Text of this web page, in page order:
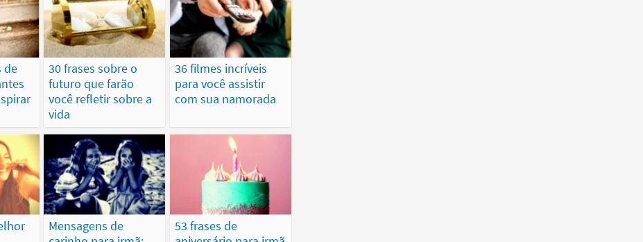
de
30 frases sobre o
futuro que farão
você refletir sobre a
vida
36 filmes incríveis
para você assistir
com sua namorada
Mensagens de
53 frases de